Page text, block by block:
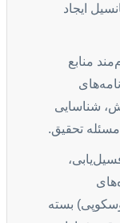
ایجاد
منابع
شناسایی
تحقیق.
بسته